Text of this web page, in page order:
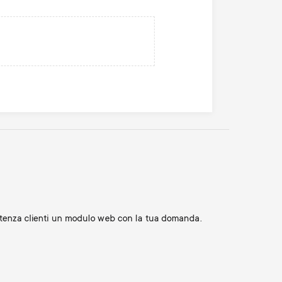
n
u
clienti un modulo web con la tua domanda.